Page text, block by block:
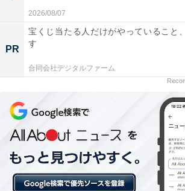
通りを楽しめるリバーシブルデザイン
ーディネートや気分に合わせて、手軽
ことができます。上品なアンティーク
レートが、高級感のあるアクセントを
2026/08/07
PR
宝くじ当たる人だけがやっていること
す
合同会社デジタルファーム